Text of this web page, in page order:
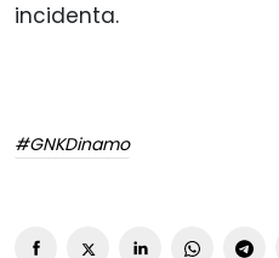
incidenta.
#GNKDinamo